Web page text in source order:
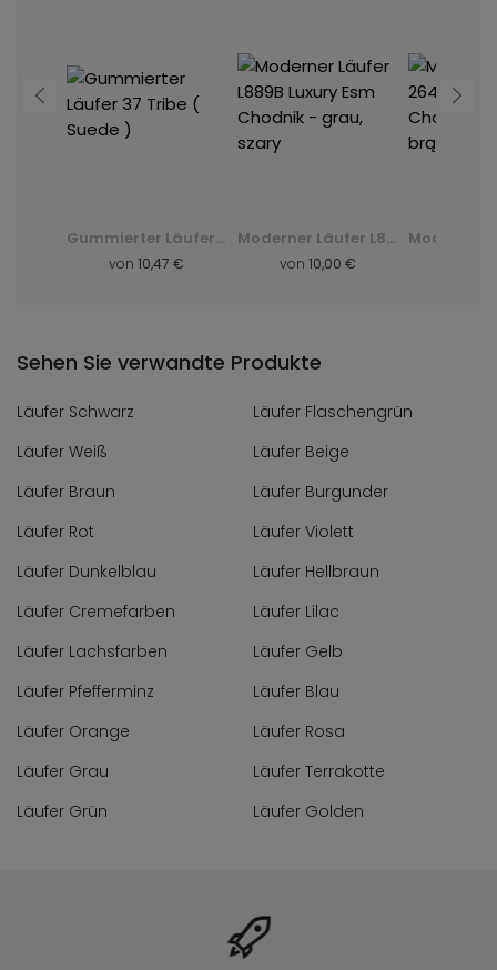
Gummierter Läufer 37 Tribe ( Suede )
von 10,47 €
Moderner Läufer L889B Luxury Esm Chodnik - grau, szary
von 10,00 €
Sehen Sie verwandte Produkte
Läufer Schwarz
Läufer Flaschengrün
Läufer Weiß
Läufer Beige
Läufer Braun
Läufer Burgunder
Läufer Rot
Läufer Violett
Läufer Dunkelblau
Läufer Hellbraun
Läufer Cremefarben
Läufer Lilac
Läufer Lachsfarben
Läufer Gelb
Läufer Pfefferminz
Läufer Blau
Läufer Orange
Läufer Rosa
Läufer Grau
Läufer Terrakotte
Läufer Grün
Läufer Golden